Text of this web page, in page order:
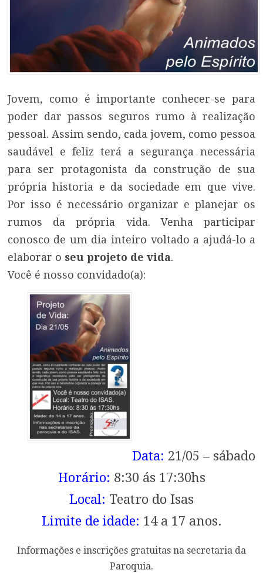
Jovem, como é importante conhecer-se para
poder dar passos seguros rumo à realização
pessoal. Assim sendo, cada jovem, como pessoa
saudável e feliz terá a segurança necessária
para ser protagonista da construção de sua
própria historia e da sociedade em que vive.
Por isso é necessário organizar e planejar os
rumos da própria vida. Venha participar
conosco de um dia inteiro voltado a ajudá-lo a
elaborar o seu projeto de vida.
Você é nosso convidado(a):
Data: 21/05 – sábado
Horário: 8:30 ás 17:30hs
Local: Teatro do Isas
Limite de idade: 14 a 17 anos.
Informações e inscrições gratuitas na secretaria da
Paroquia.